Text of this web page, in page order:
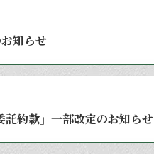
知らせ
託約款」一部改定のお知らせ